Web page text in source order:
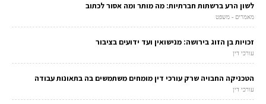
לשון הרע ברשתות חברתיות: מה מותר ומה אסור לכתוב
מאמרים - משפט
זכויות בן הזוג בירושה: מנישואין ועד ידועים בציבור
עורכי דין
הטכניקה החבויה שרק עורכי דין מומחים משתמשים בה בתאונות עבודה
עורכי דין